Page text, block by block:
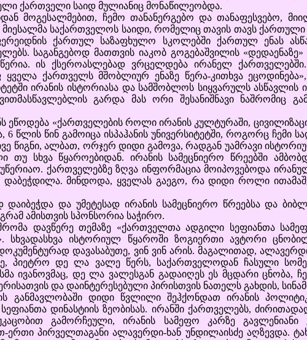
ქართველი საიდ მულიანიც მონაწილეობდა.
ჩემო თანანერგებო და თანაფესვებო,
საქართველოს საიდი, რომელიც თავის თავს
ქართულ საზაფხულო სკოლებში ქართულ ენას
საგანგებოდ მათთვის იაკობ გოგებაშვილის
ის ქსეროასლებად ვრცელდება ირანელ
ქართველს მშობლიურ ენაზე წერა-კითხვა
ირანის ისტორიასა და სამშობლოს სიყვარულს ასწავლის
გარდა მას ორი შესანიშნავი ნაშრომიც
ეწოდება «ქართველების როლი ირანის კულტურაში,
წლის წინ გამოიცა ისპაჰანის უნივერსიტეტში, როგორც ჩემი
წიგნი, ალბათ, ორჯერ დიდი გამოვა, რადგან უამრავი
თუ სხვა წყაროებიდან. ირანის სამეცნიერო წრეებში
ქართველებზე ზღვა ინფორმაცია მოიპოვებოდა
მინდოდა, ყველას გაეგო, რა დიდი როლი
და უმეტესად ირანის სამეცნიერო წრეებსა და
ამისთვის სპონსორია საჭირო.
დავწერე თემაზე «ქართველთა ადგილი სეფიანთა
სხვადასხვა ისტორიულ წყაროში ზოგიერთი ავტორი
დავასაბუთე, ვინ ვინ არის. მაგალითად,
პიეტრო დე ლა ვალე წერს, საქართველოდან ჩასული
ივანოვმაც, დე ლა ვალესგან გადაიღეს ეს მცდარი ცნობა,
და დაინტერესებული პირისთვის ნათელს გახდის,
დიდი წვლილი შეჰქონდათ ირანის
სეფიანთა დინასტიის ზეობისას. ირანში ქართველებს,
გამორჩეული, ირანის სამეფო კარზე
ერთი პირველთაგანი ალავერდი-ხან უნდილაისძე აღზევდა.